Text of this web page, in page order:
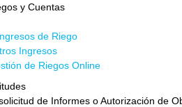
y Cuentas
de Riego
Ingresos
de Riegos Online
de Informes o Autorización de